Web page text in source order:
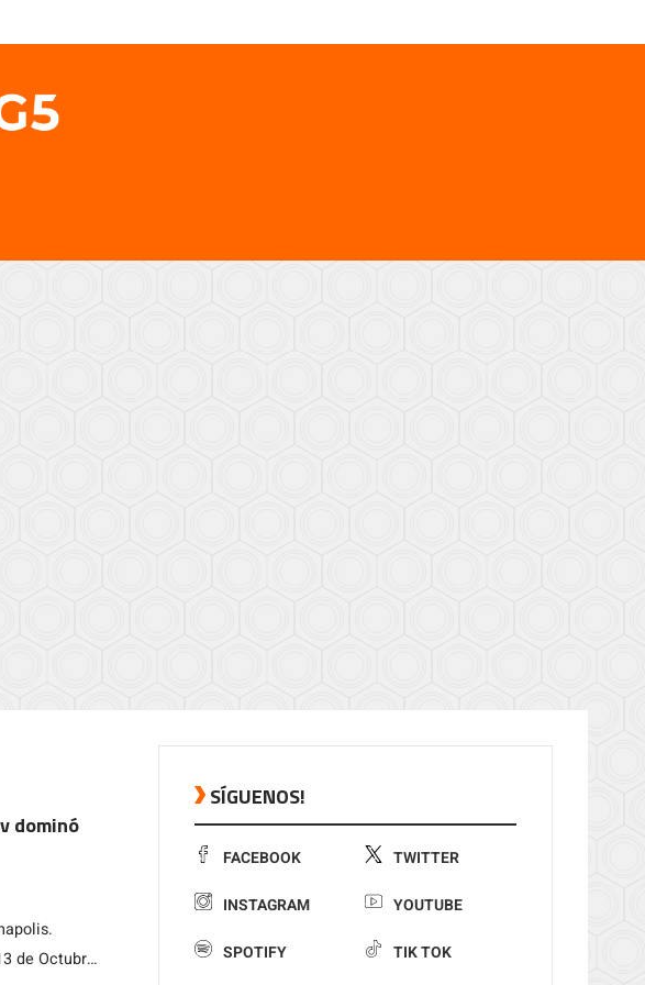
dominó
de Octubre
SÍGUENOS!
FACEBOOK TWITTER
INSTAGRAM YOUTUBE
SPOTIFY TIK TOK